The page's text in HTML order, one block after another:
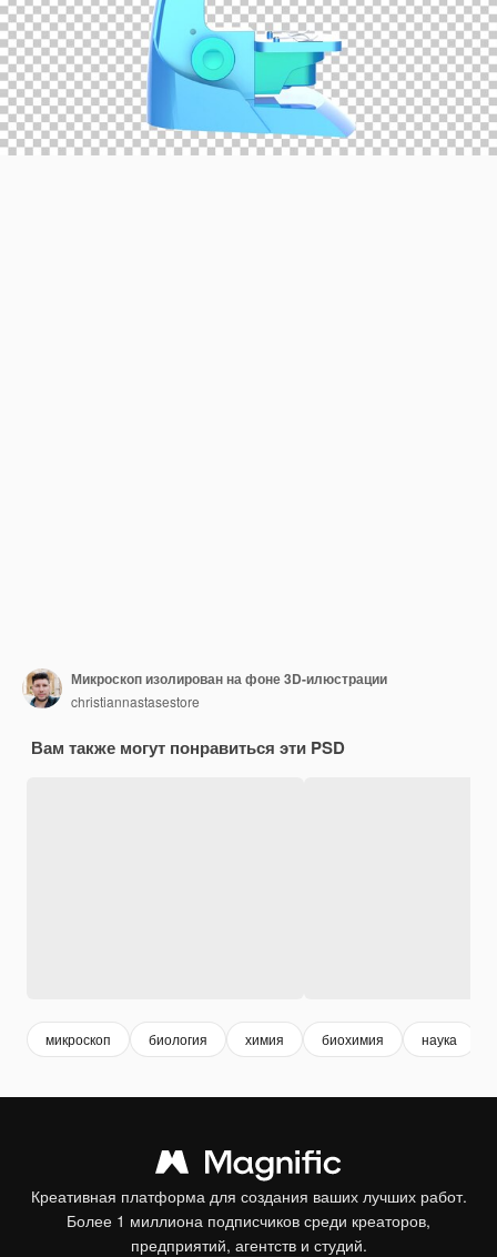
Микроскоп изолирован на фоне 3D-илюстрации
christiannastasestore
Вам также могут понравиться эти PSD
микроскоп биология химия биохимия наука
Креативная платформа для создания ваших лучших работ.
Более 1 миллиона подписчиков среди креаторов,
предприятий, агентств и студий.